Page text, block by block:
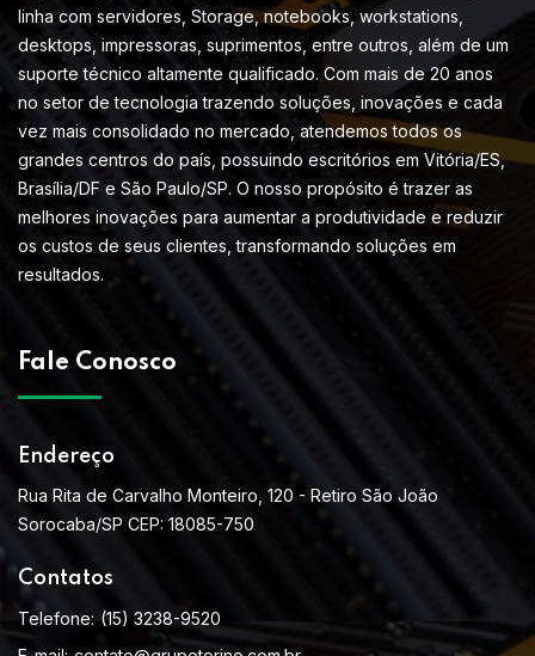
linha com servidores, Storage, notebooks, workstations,
desktops, impressoras, suprimentos, entre outros, além de um
suporte técnico altamente qualificado. Com mais de 20 anos
no setor de tecnologia trazendo soluções, inovações e cada
vez mais consolidado no mercado, atendemos todos os
grandes centros do país, possuindo escritórios em Vitória/ES,
Brasília/DF e São Paulo/SP. O nosso propósito é trazer as
melhores inovações para aumentar a produtividade e reduzir
os custos de seus clientes, transformando soluções em
resultados.
Fale Conosco
Endereço
Rua Rita de Carvalho Monteiro, 120 - Retiro São João
Sorocaba/SP CEP: 18085-750
Contatos
Telefone: (15) 3238-9520